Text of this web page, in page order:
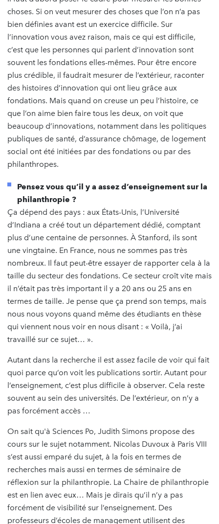
choses. Si on veut mesurer des choses que l’on n’a pas
bien définies avant est un exercice difficile. Sur
l’innovation vous avez raison, mais ce qui est difficile,
c’est que les personnes qui parlent d’innovation sont
souvent les fondations elles-mêmes. Pour être encore
plus crédible, il faudrait mesurer de l’extérieur, raconter
des histoires d’innovation qui ont lieu grâce aux
fondations. Mais quand on creuse un peu l’histoire, ce
que l’on aime bien faire tous les deux, on voit que
beaucoup d’innovations, notamment dans les politiques
publiques de santé, d’assurance chômage, de logement
social ont été initiées par des fondations ou par des
philanthropes.
Pensez vous qu’il y a assez d’enseignement sur la
philanthropie ?
Ça dépend des pays : aux États-Unis, l’Université
d’Indiana a créé tout un département dédié, comptant
plus d’une centaine de personnes. À Stanford, ils sont
une vingtaine. En France, nous ne sommes pas très
nombreux. Il faut peut-être essayer de rapporter cela à la
taille du secteur des fondations. Ce secteur croît vite mais
il n’était pas très important il y a 20 ans ou 25 ans en
termes de taille. Je pense que ça prend son temps, mais
nous nous voyons quand même des étudiants en thèse
qui viennent nous voir en nous disant : « Voilà, j’ai
travaillé sur ce sujet… ».
Autant dans la recherche il est assez facile de voir qui fait
quoi parce qu’on voit les publications sortir. Autant pour
l’enseignement, c’est plus difficile à observer. Cela reste
souvent au sein des universités. De l’extérieur, on n’y a
pas forcément accès …
On sait qu'à Sciences Po, Judith Simons propose des
cours sur le sujet notamment. Nicolas Duvoux à Paris VIII
s’est aussi emparé du sujet, à la fois en termes de
recherches mais aussi en termes de séminaire de
réflexion sur la philanthropie. La Chaire de philanthropie
est en lien avec eux… Mais je dirais qu’il n’y a pas
forcément de visibilité sur l’enseignement. Des
professeurs d’écoles de management utilisent des